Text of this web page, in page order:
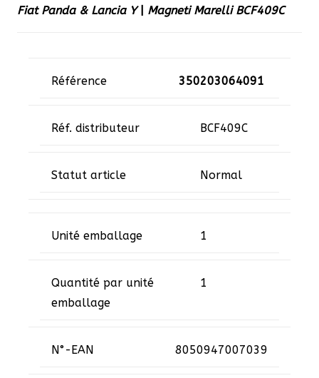
Fiat Panda & Lancia Y| Magneti Marelli BCF409C
Référence 350203064091
Réf. distributeur BCF409C
Statut article Normal
Unité emballage 1
Quantité par unité
emballage
1
N°-EAN 8050947007039